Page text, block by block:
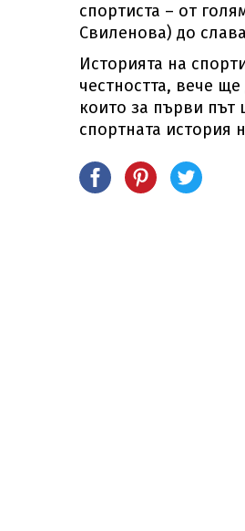
спортиста – от
Свиленова) до
Историята на
честността, вече
които за първи път
спортната история